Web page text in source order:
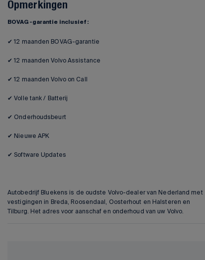
Opmerkingen
BOVAG-garantie inclusief:
✔ 12 maanden BOVAG-garantie
✔ 12 maanden Volvo Assistance
✔ 12 maanden Volvo on Call
✔ Volle tank / Batterij
✔ Onderhoudsbeurt
✔ Nieuwe APK
✔ Software Updates
Autobedrijf Bluekens is de oudste Volvo-dealer van Nederland met
vestigingen in Breda, Roosendaal, Oosterhout en Halsteren en
Tilburg. Het adres voor aanschaf en onderhoud van uw Volvo.